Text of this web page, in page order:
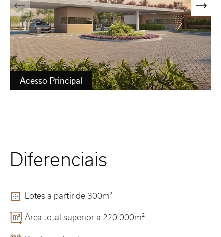
Acesso Principal
Diferenciais
Lotes a partir de 300m²
Área total superior a 220.000m²